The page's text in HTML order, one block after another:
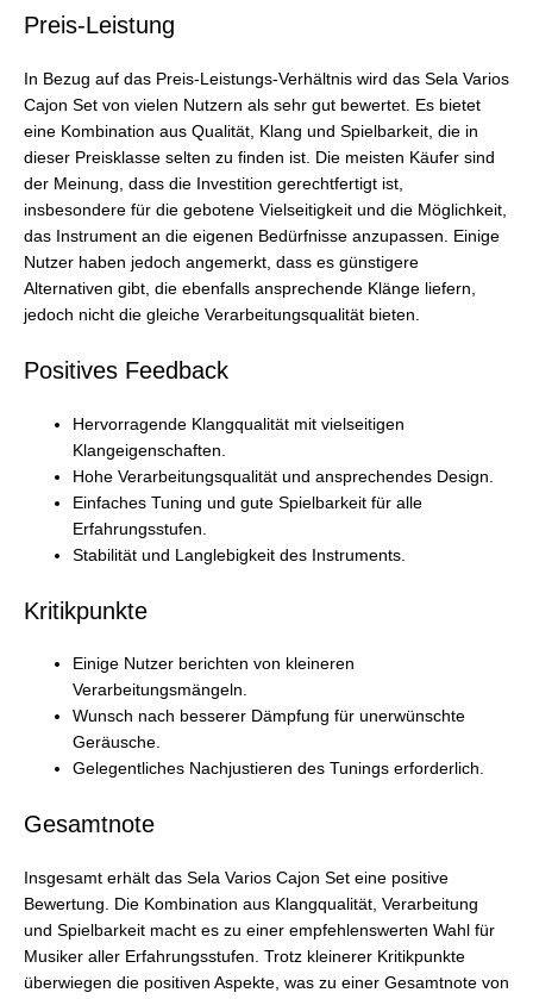
Preis-Leistung
In Bezug auf das Preis-Leistungs-Verhältnis wird das Sela Varios
Cajon Set von vielen Nutzern als sehr gut bewertet. Es bietet
eine Kombination aus Qualität, Klang und Spielbarkeit, die in
dieser Preisklasse selten zu finden ist. Die meisten Käufer sind
der Meinung, dass die Investition gerechtfertigt ist,
insbesondere für die gebotene Vielseitigkeit und die Möglichkeit,
das Instrument an die eigenen Bedürfnisse anzupassen. Einige
Nutzer haben jedoch angemerkt, dass es günstigere
Alternativen gibt, die ebenfalls ansprechende Klänge liefern,
jedoch nicht die gleiche Verarbeitungsqualität bieten.
Positives Feedback
Hervorragende Klangqualität mit vielseitigen
Klangeigenschaften.
Hohe Verarbeitungsqualität und ansprechendes Design.
Einfaches Tuning und gute Spielbarkeit für alle
Erfahrungsstufen.
Stabilität und Langlebigkeit des Instruments.
Kritikpunkte
Einige Nutzer berichten von kleineren
Verarbeitungsmängeln.
Wunsch nach besserer Dämpfung für unerwünschte
Geräusche.
Gelegentliches Nachjustieren des Tunings erforderlich.
Gesamtnote
Insgesamt erhält das Sela Varios Cajon Set eine positive
Bewertung. Die Kombination aus Klangqualität, Verarbeitung
und Spielbarkeit macht es zu einer empfehlenswerten Wahl für
Musiker aller Erfahrungsstufen. Trotz kleinerer Kritikpunkte
überwiegen die positiven Aspekte, was zu einer Gesamtnote von